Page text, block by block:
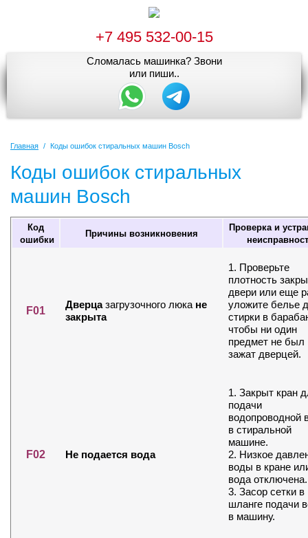
+7 495 532-00-15
Сломалась машинка? Звони
или пиши..
Главная / Коды ошибок стиральных машин Bosch
Коды ошибок стиральных
машин Bosch
Код
ошибки
Причины возникновения
Проверка и
F01
Дверцазагрузочного люка не
закрыта
1. Проверьте
плотность
двери или еще
уложите белье
стирки в
чтобы ни один
предмет не был
зажат дверцей.
F02 Не подается вода
1. Закрыт кран
подачи
водопроводной
в стиральной
машине.
2. Низкое
воды в кране
вода отключена.
3. Засор сетки в
шланге подачи
в машину.